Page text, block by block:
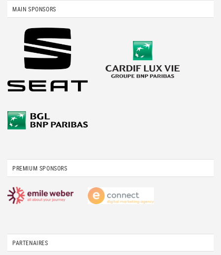
MAIN SPONSORS
PREMIUM SPONSORS
PARTENAIRES